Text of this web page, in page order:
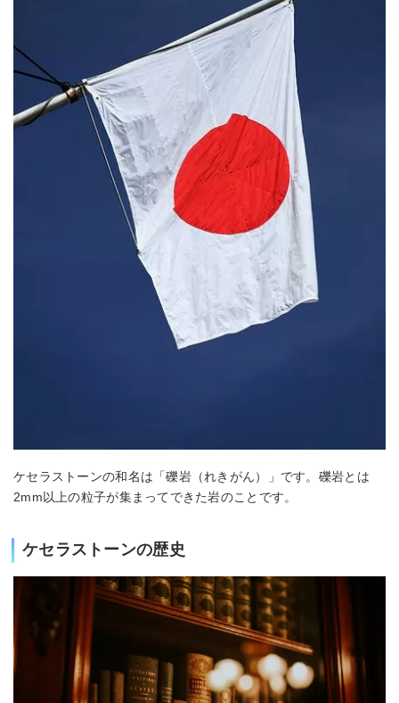
ケセラストーンの和名は「礫岩（れきがん）」です。礫岩とは
2mm以上の粒子が集まってできた岩のことです。
ケセラストーンの歴史